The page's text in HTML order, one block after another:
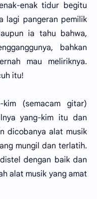
enak tidur begitu
lagi pangeran pemilik
ia tahu bahwa,
bahkan
mau meliriknya.
itu!
(semacam gitar)
yang-kim itu dan
dicobanya alat musik
mungil dan terlatih.
dengan baik dan
alat musik yang amat